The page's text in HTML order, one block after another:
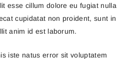
esse cillum dolore eu fugiat nulla
cupidatat non proident, sunt in
anim id est laborum.
iste natus error sit voluptatem